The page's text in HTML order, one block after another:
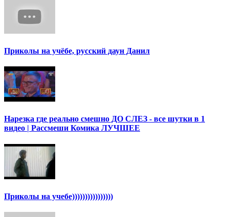
Приколы на учёбе, русский даун Данил
Нарезка где реально смешно ДО СЛЕЗ - все шутки в 1
видео | Рассмеши Комика ЛУЧШЕЕ
Приколы на учебе))))))))))))))))